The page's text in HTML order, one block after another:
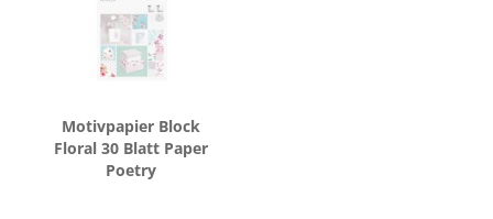
Mo­tiv­pa­pier Block
Flo­ral 30 Blatt Paper
Poe­try